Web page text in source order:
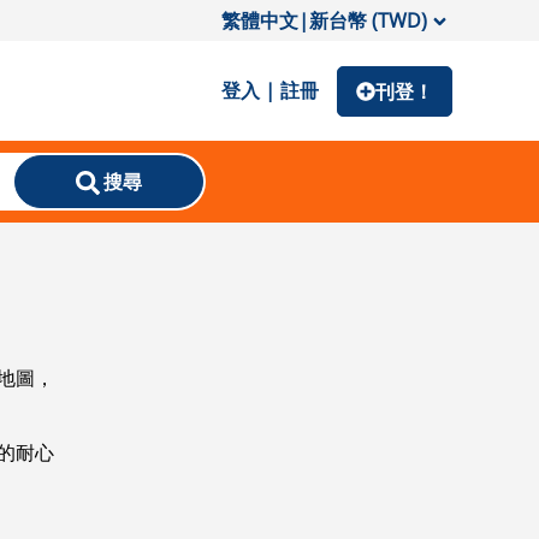
繁體中文|新台幣 (TWD)
登入 | 註冊 刊登！
搜尋
圖，
耐心